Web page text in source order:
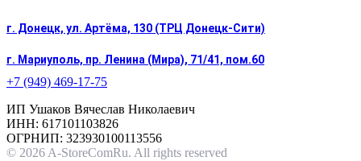
г. Донецк, ул. Артёма, 130 (ТРЦ Донецк-Сити)
г. Мариуполь, пр. Ленина (Мира), 71/41, пом.60
+7 (949) 469-17-75
ИП Ушаков Вячеслав Николаевич
ИНН: 617101103826
ОГРНИП: 323930100113556
© 2026 A-StoreComRu. All rights reserved